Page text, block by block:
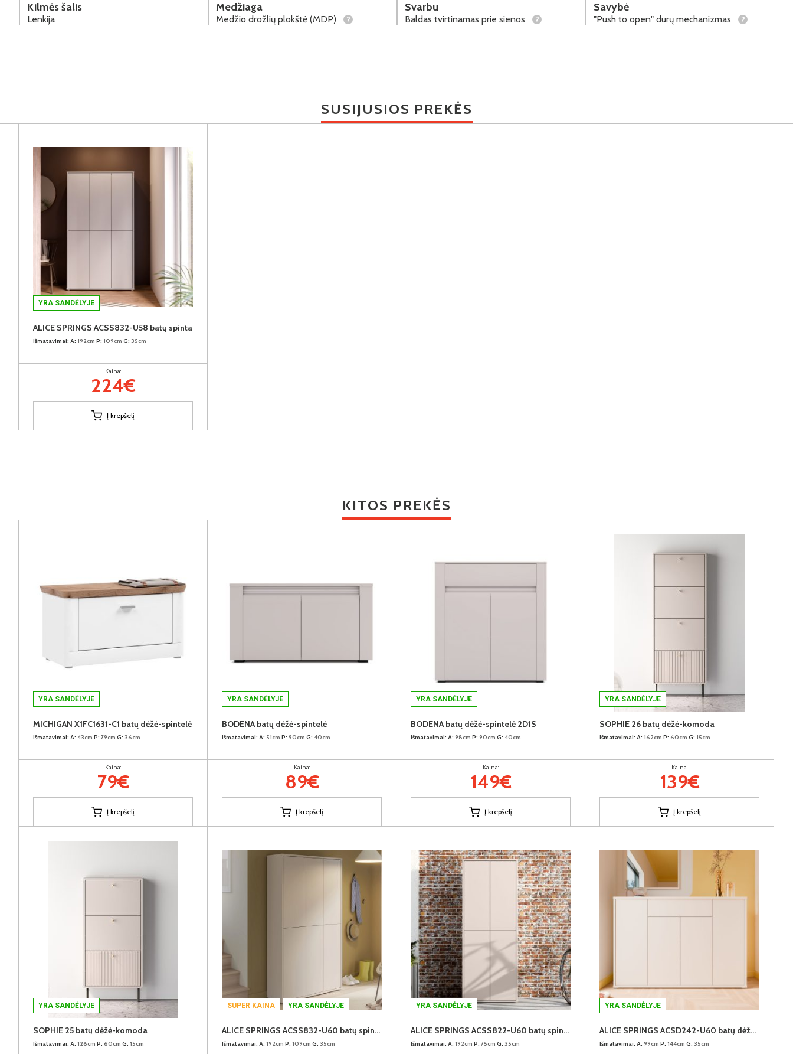
Kilmės šalis
Lenkija
Medžiaga
Medžio drožlių plokštė (MDP) ?
Svarbu
Baldas tvirtinamas prie sienos ?
Savybė
"Push to open" durų mechanizmas ?
SUSIJUSIOS PREKĖS
YRA SANDĖLYJE
ALICE SPRINGS ACSS832-U58 batų spinta
Išmatavimai: A: 192cm P: 109cm G: 35cm
Kaina:
224€
Į krepšelį
KITOS PREKĖS
YRA SANDĖLYJE
MICHIGAN X1FC1631-C1 batų dėžė-spintelė
Išmatavimai: A: 43cm P: 79cm G: 36cm
Kaina:
79€
Į krepšelį
YRA SANDĖLYJE
BODENA batų dėžė-spintelė
Išmatavimai: A: 51cm P: 90cm G: 40cm
Kaina:
89€
Į krepšelį
YRA SANDĖLYJE
BODENA batų dėžė-spintelė 2D1S
Išmatavimai: A: 98cm P: 90cm G: 40cm
Kaina:
149€
Į krepšelį
YRA SANDĖLYJE
SOPHIE 26 batų dėžė-komoda
Išmatavimai: A: 162cm P: 60cm G: 15cm
Kaina:
139€
Į krepšelį
YRA SANDĖLYJE
SOPHIE 25 batų dėžė-komoda
Išmatavimai: A: 126cm P: 60cm G: 15cm
SUPER KAINA YRA SANDĖLYJE
ALICE SPRINGS ACSS832-U60 batų spinta
Išmatavimai: A: 192cm P: 109cm G: 35cm
YRA SANDĖLYJE
ALICE SPRINGS ACSS822-U60 batų spinta
Išmatavimai: A: 192cm P: 75cm G: 35cm
YRA SANDĖLYJE
ALICE SPRINGS ACSD242-U60 batų dėžė-komoda
Išmatavimai: A: 99cm P: 144cm G: 35cm